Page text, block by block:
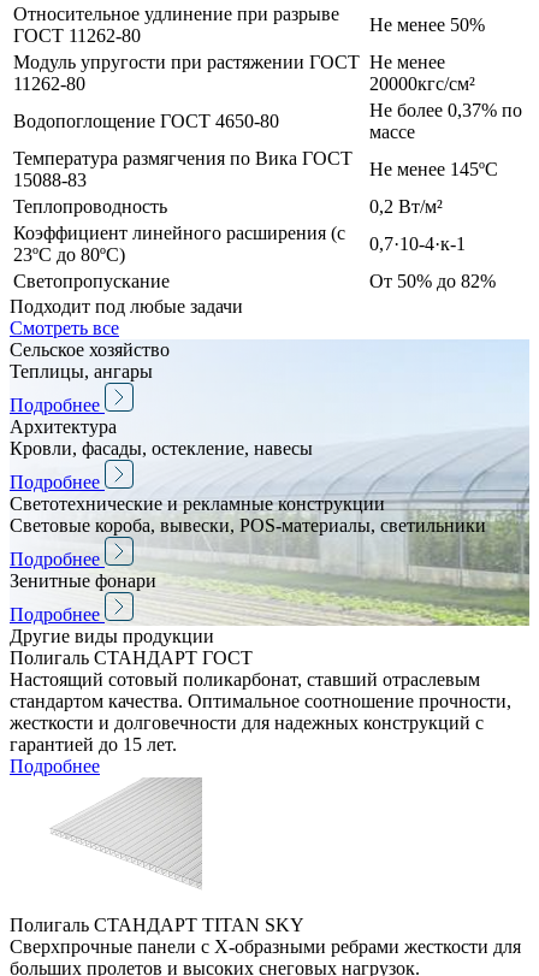
Относительное удлинение при разрыве
ГОСТ 11262-80
Не менее 50%
Модуль упругости при растяжении ГОСТ
11262-80
Не менее
20000кгс/см²
Водопоглощение ГОСТ 4650-80
Не более 0,37% по
массе
Температура размягчения по Вика ГОСТ
15088-83
Не менее 145ºС
Теплопроводность
0,2 Вт/м²
Коэффициент линейного расширения (с
23ºС до 80ºС)
0,7·10-4·к-1
Светопропускание
От 50% до 82%
Подходит под любые задачи
Смотреть все
Сельское хозяйство
Теплицы, ангары
Подробнее
Архитектура
Кровли, фасады, остекление, навесы
Подробнее
Светотехнические и рекламные конструкции
Световые короба, вывески, POS-материалы, светильники
Подробнее
Зенитные фонари
Подробнее
Другие виды продукции
Полигаль СТАНДАРТ ГОСТ
Настоящий сотовый поликарбонат, ставший отраслевым
стандартом качества. Оптимальное соотношение прочности,
жесткости и долговечности для надежных конструкций с
гарантией до 15 лет.
Подробнее
Полигаль СТАНДАРТ TITAN SKY
Сверхпрочные панели с Х-образными ребрами жесткости для
больших пролетов и высоких снеговых нагрузок.